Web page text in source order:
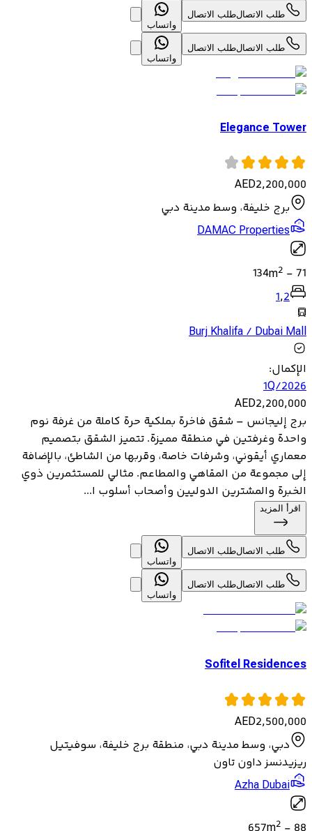
طلب الاتصالطلب الاتصال
واتساب
طلب الاتصالطلب الاتصال
واتساب
Elegance Tower
AED2,200,000
برج خليفة، وسط مدينة دبي
DAMAC Properties
71
-
134m2
1,2
Burj Khalifa / Dubai Mall
الإكمال:
1Q/2026
AED2,200,000
برج إليجانس – شقق فاخرة بملكية حرة كاملة من غرفة نوم
واحدة وغرفتين في منطقة مميزة. تتميز الشقق بتصميم
معماري أيقوني، وشرفات خاصة، وقربها من الشاطئ، بالإضافة
إلى مجموعة من المقاهي والمطاعم. مثالي للمستثمرين ذوي
الخبرة والمشترين الدوليين وأصحاب أسلوب ا...
اقرأ المزيد
طلب الاتصالطلب الاتصال
واتساب
طلب الاتصالطلب الاتصال
واتساب
Sofitel Residences
AED2,500,000
دبي، وسط مدينة دبي، منطقة برج خليفة، سوفيتيل
ريزيدنسز داون تاون
Azha Dubai
2